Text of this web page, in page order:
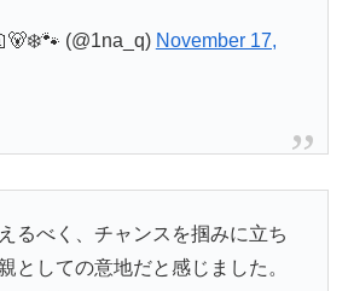
(@1na_q) November 17,
るべく、チャンスを掴みに立ち
としての意地だと感じました。